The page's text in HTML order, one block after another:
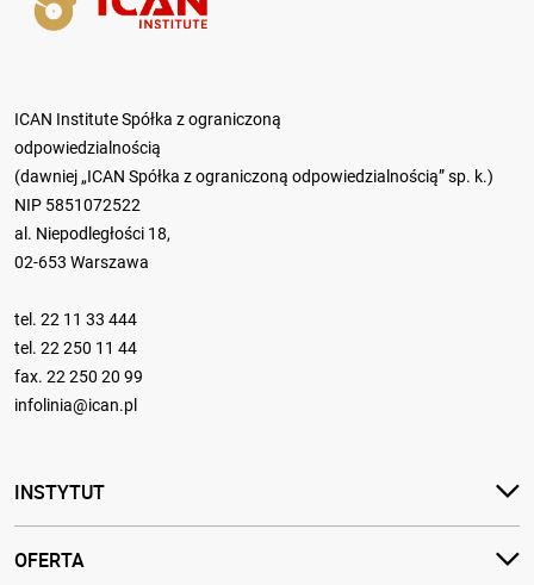
ICAN Institute Spółka z ograniczoną
odpowiedzialnością
(dawniej „ICAN Spółka z ograniczoną odpowiedzialnością” sp. k.)
NIP 5851072522
al. Niepodległości 18,
02-653 Warszawa
tel. 22 11 33 444
tel. 22 250 11 44
fax. 22 250 20 99
infolinia@ican.pl
INSTYTUT
OFERTA